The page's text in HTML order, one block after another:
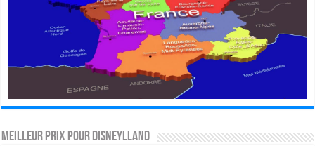
MEILLEUR PRIX POUR DISNEYLLAND